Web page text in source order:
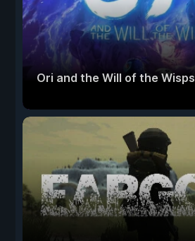
Ori and the Will of the Wisps